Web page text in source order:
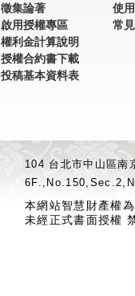
徵集論著
啟用授權專區
權利金計算說明
授權合約書下載
投稿基本資料表
使
常
104 台北市中山區
本網站智慧財產權
未經正式書面授權